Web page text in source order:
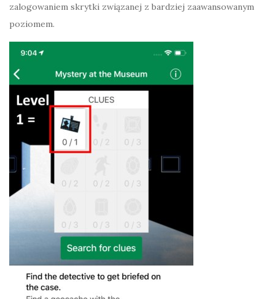
zalogowaniem skrytki związanej z bardziej zaawansowanym
poziomem.